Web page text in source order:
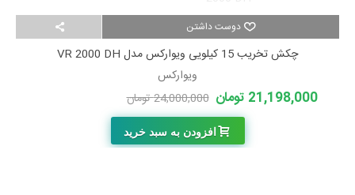
دوست داشتن
چکش تخریب 15 کیلویی ویوارکس مدل VR 2000 DH
ویوارکس
21,198,000 تومان 24,000,000 تومان
افزودن به سبد خرید